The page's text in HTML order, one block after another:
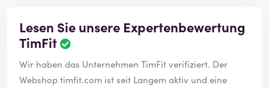
Lesen Sie unsere Expertenbewertung
TimFit
Wir haben das Unternehmen TimFit verifiziert. Der
Webshoptimfit.com ist seit Langem aktiv und eine